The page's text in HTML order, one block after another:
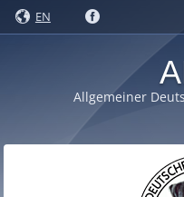
EN
Allgemeiner